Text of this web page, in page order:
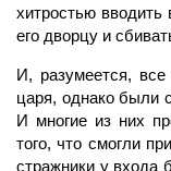
хитростью
его дворцу и
И, разумеется,
царя, однако были
И многие из них
того, что смогли
стражники у